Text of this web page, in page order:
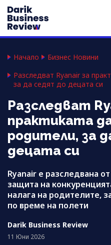
Начало
Бизнес Новини
Разследват Ryanair за
за да седят до децата си
Разследват
практиката
родители, за
децата си
Ryanair е разследвана
защита на
налага на родителите,
по време на полети
Darik Business Review
11 Юни 2026